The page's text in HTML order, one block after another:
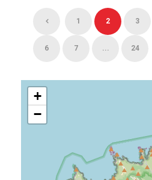
1 2 3
6 7 ... 24
+
−